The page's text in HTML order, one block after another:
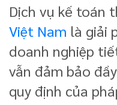
Dịch vụ kế toán
Việt Nam là giải
doanh nghiệp
vẫn đảm bảo
quy định của